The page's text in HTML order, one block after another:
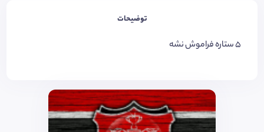
توضیحات
۵ ستاره فراموش نشه